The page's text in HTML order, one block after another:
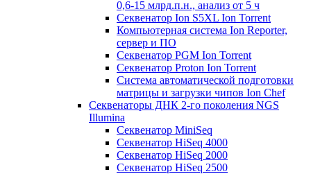
0,6-15 млрд.п.н., анализ от 5 ч
Секвенатор Ion S5XL Ion Torrent
Компьютерная система Ion Reporter,
сервер и ПО
Секвенатор PGM Ion Torrent
Секвенатор Proton Ion Torrent
Система автоматической подготовки
матрицы и загрузки чипов Ion Chef
Секвенаторы ДНК 2-го поколения NGS
Illumina
Секвенатор MiniSeq
Секвенатор HiSeq 4000
Секвенатор HiSeq 2000
Секвенатор HiSeq 2500